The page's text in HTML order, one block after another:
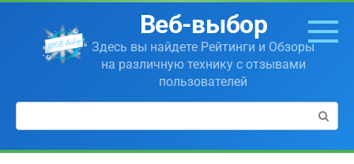
Перейти
контенту
Веб-выбор
Здесь вы найдете Рейтинги и Обзоры
на различную технику с отзывами
пользователей
Поиск: